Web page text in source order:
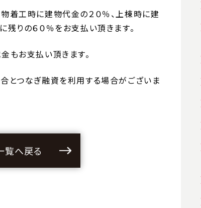
着工時に建物代金の２０％、上棟時に建
りの６０％をお支払い頂きます。
もお支払い頂きます。
とつなぎ融資を利用する場合がございま
覧へ戻る